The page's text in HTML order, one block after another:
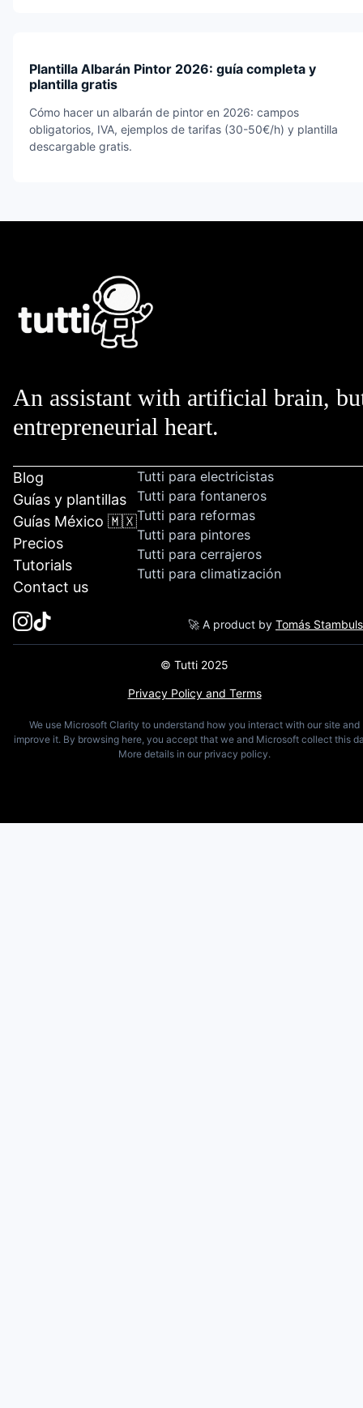
Plantilla Albarán Pintor 2026: guía completa y
plantilla gratis
Cómo hacer un albarán de pintor en 2026: campos
obligatorios, IVA, ejemplos de tarifas (30-50€/h) y plantilla
descargable gratis.
An assistant with artificial brain,
entrepreneurial heart.
Blog
Guías y plantillas
Guías México 🇲🇽
Precios
Tutorials
Contact us
Tutti para electricistas
Tutti para fontaneros
Tutti para reformas
Tutti para pintores
Tutti para cerrajeros
Tutti para climatización
🚀 A product by Tomás
© Tutti 2025
Privacy Policy and Terms
We use Microsoft Clarity to understand how you interact with our site and
improve it. By browsing here, you accept that we and Microsoft collect this
More details in our privacy policy.